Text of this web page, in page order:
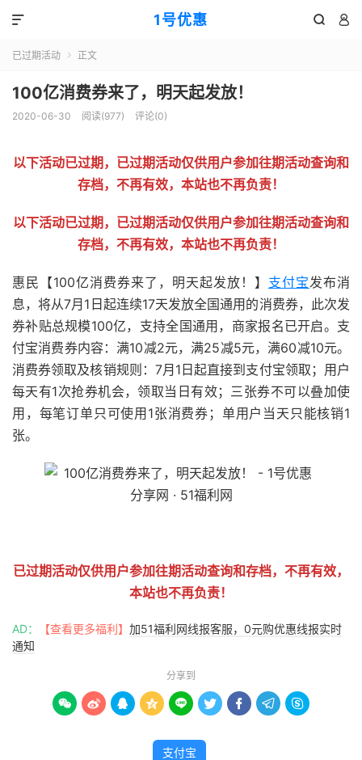
1号优惠  

已过期活动  正文
100亿消费券来了，明天起发放！
2020-06-30 阅读(977) 评论(0)
以下活动已过期，已过期活动仅供用户参加往期活动查询和
存档，不再有效，本站也不再负责！
以下活动已过期，已过期活动仅供用户参加往期活动查询和
存档，不再有效，本站也不再负责！
惠民【100亿消费券来了，明天起发放！】 支付宝发布消
息，将从7月1日起连续17天发放全国通用的消费券，此次发
券补贴总规模100亿，支持全国通用，商家报名已开启。支
付宝消费券内容：满10减2元，满25减5元，满60减10元。
消费券领取及核销规则：7月1日起直接到支付宝领取；用户
每天有1次抢券机会，领取当日有效；三张券不可以叠加使
用，每笔订单只可使用1张消费券；单用户当天只能核销1
张。
已过期活动仅供用户参加往期活动查询和存档，不再有效，
本站也不再负责！
AD： 【查看更多福利】 加51福利网线报客服，0元购优惠线报实时
通知
分享到
        
支付宝